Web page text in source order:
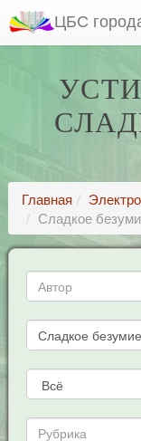
ЦБС
Главная
Сладкое